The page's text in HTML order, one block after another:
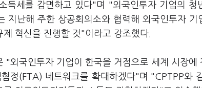
득세를 감면하고 있다"며 "외국인투자 기업의
지난해 주한 상공회의소와 협력해 외국인투자
혁신을 진행할 것"이라고 강조했다.
"외국인투자 기업이 한국을 거점으로 세계 시장
정(FTA) 네트워크를 확대하겠다"며 "CPTPP와